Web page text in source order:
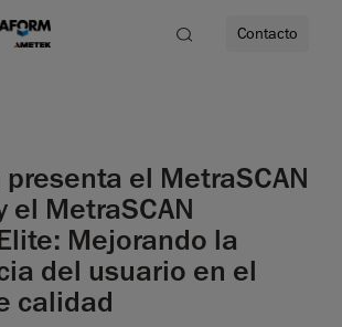
Contacto
el MetraSCAN
el MetraSCAN
Mejorando la
del usuario en el
calidad